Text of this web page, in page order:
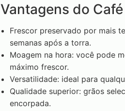
Vantagens do
Frescor preservado por mais
semanas após a torra.
Moagem na hora: você pode
máximo frescor.
Versatilidade: ideal para
Qualidade superior: grãos
encorpada.